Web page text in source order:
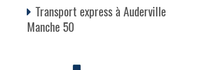
Transport express à Auderville
Manche 50